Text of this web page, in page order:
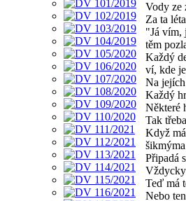
Vody ze
Za ta
"Já vím,
těm
Každý
ví, kde
Na
Každý
Některé
Tak
Když
Připadá
Vždycky
Teď má
Nebo